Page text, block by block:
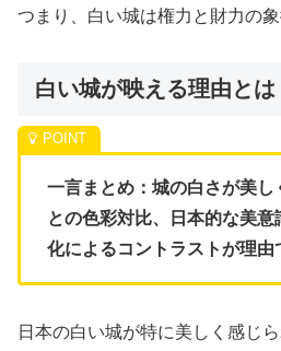
つまり、白い城は権力と財力の
白い城が映える理由とは
一言まとめ：城の白さが美し
との色彩対比、日本的な美
化によるコントラストが理由
日本の白い城が特に美しく感じ